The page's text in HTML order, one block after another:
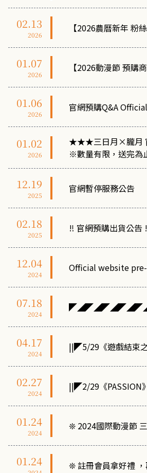
02.13
2026
【2026農曆新年 粉
01.07
2026
【2026動漫節 預購
01.06
2026
官網預購Q&A
01.02
2026
★★★三日月×朧月
※數量有限，送完為
12.19
2025
官網暫停服務公告
02.18
2025
‼ 官網預購出貨公告
12.04
2024
Official website
07.18
2024
04.17
2024
||◤5/29《遊戲結束
02.27
2024
||◤2/29《PASSION
01.24
2024
❊ 2024國際動漫節
01.24 ❊ 註冊會員拿好禮